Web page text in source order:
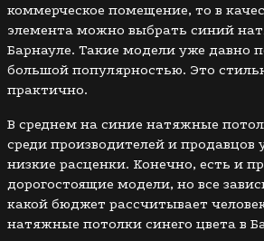
коммерческое помещение, то в
элемента можно выбрать синий
Барнауле. Такие модели уже давно
большой популярностью. Это
практично.
В среднем на синие натяжные
среди производителей и продавцов
низкие расценки. Конечно, есть и
дорогостоящие модели, но все
какой бюджет рассчитывает
натяжные потолки синего цвета в